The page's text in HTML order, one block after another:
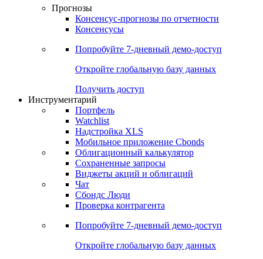
Прогнозы
Консенсус-прогнозы по отчетности
Консенсусы
Попробуйте 7-дневный демо-доступ
Откройте глобальную базу данных
Получить доступ
Инструментарий
Портфель
Watchlist
Надстройка XLS
Мобильное приложение Cbonds
Облигационный калькулятор
Сохраненные запросы
Виджеты акций и облигаций
Чат
Сбондс Люди
Проверка контрагента
Попробуйте 7-дневный демо-доступ
Откройте глобальную базу данных